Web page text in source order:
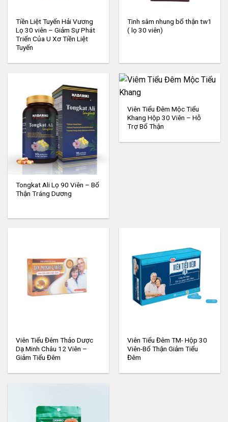
Tiền Liệt Tuyến Hải Vương
Lọ 30 viên – Giảm Sự Phát
Triển Của U Xơ Tiền Liệt
Tuyến
Tinh sâm nhung bổ thận tw1
( lọ 30 viên)
Tongkat Ali Lọ 90 Viên – Bổ
Thận Tráng Dương
Viên Tiểu Đêm Mộc Tiểu
Khang Hộp 30 Viên – Hỗ
Trợ Bổ Thận
Viên Tiểu Đêm Thảo Dược
Dạ Minh Châu 12 Viên –
Giảm Tiểu Đêm
Viên Tiểu Đêm TM- Hộp 30
Viên-Bổ Thận Giảm Tiểu
Đêm